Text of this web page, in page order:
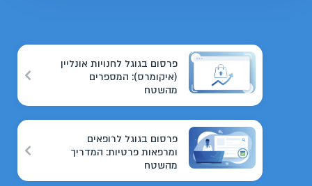
פרסום בגוגל לחנויות אונליין
(איקומרס): המספרים
מהשטח
פרסום בגוגל לרופאים
ומרפאות פרטיות: המדריך
מהשטח